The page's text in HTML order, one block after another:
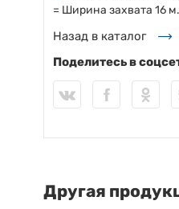
= Ширина захвата 16
Назад в каталог
Поделитесь в
Другая